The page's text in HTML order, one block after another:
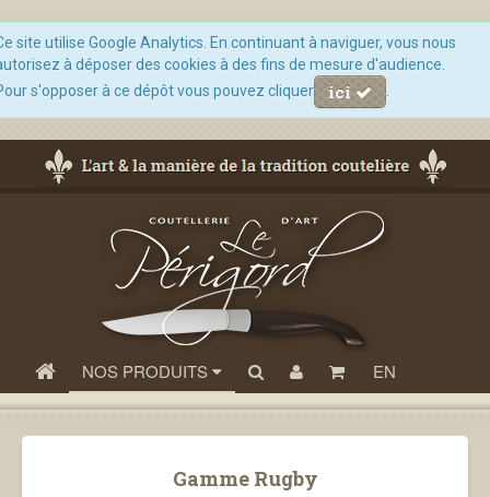
site utilise Google Analytics. En continuant à naviguer, vous nous
à déposer des cookies à des fins de mesure d'audience.
s'opposer à ce dépôt vous pouvez cliquer
ici
NOS PRODUITS EN
Gamme Rugby